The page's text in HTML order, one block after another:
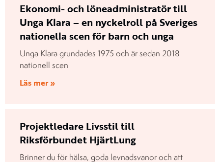
Ekonomi- och löneadministratör till
Unga Klara – en nyckelroll på Sveriges
nationella scen för barn och unga
Unga Klara grundades 1975 och är sedan 2018
nationell scen
Läs mer »
Projektledare Livsstil till
Riksförbundet HjärtLung
Brinner du för hälsa, goda levnadsvanor och att